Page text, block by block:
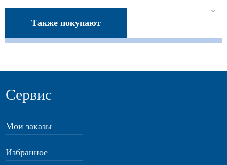
Также покупают
Сервис
Мои заказы
Избранное